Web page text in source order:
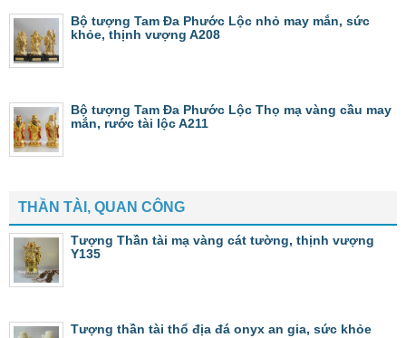
Bộ tượng Tam Đa Phước Lộc nhỏ may mắn, sức
khỏe, thịnh vượng A208
Bộ tượng Tam Đa Phước Lộc Thọ mạ vàng cầu may
mắn, rước tài lộc A211
THẦN TÀI, QUAN CÔNG
Tượng Thần tài mạ vàng cát tường, thịnh vượng
Y135
Tượng thần tài thổ địa đá onyx an gia, sức khỏe